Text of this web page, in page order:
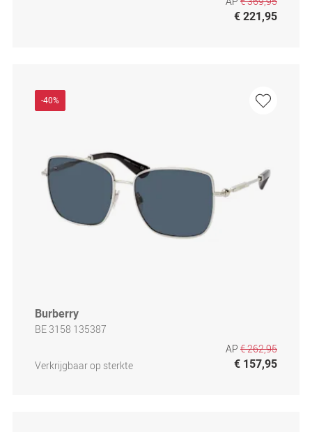
€ 221,95
-40%
Burberry
BE 3158 135387
Verkrijgbaar op sterkte
AP € 262,95
€ 157,95